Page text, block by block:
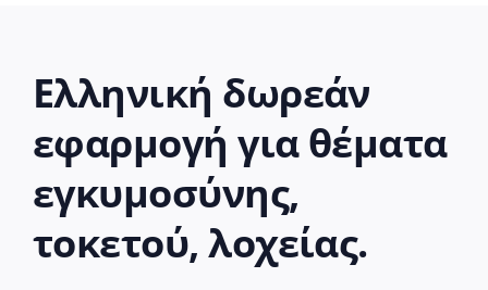
Ελληνική δωρεάν
εφαρμογή για θέματα
εγκυμοσύνης,
τοκετού, λοχείας.